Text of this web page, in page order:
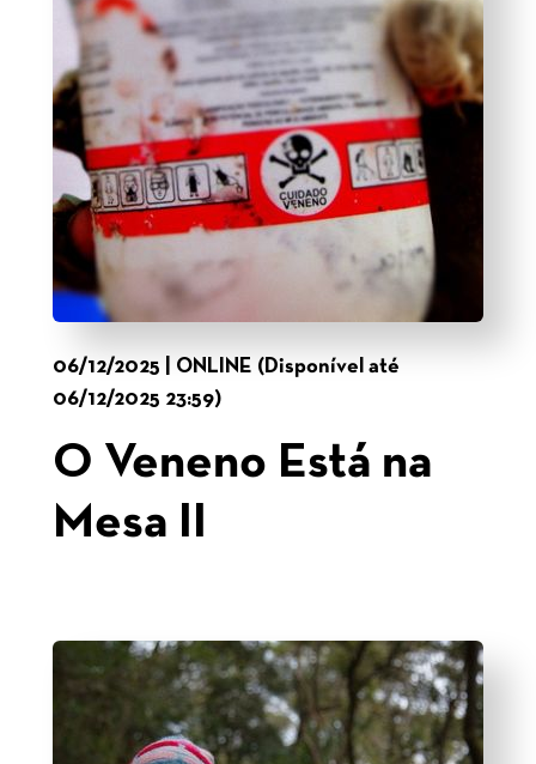
06/12/2025 | ONLINE (Disponível até
06/12/2025 23:59)
O Veneno Está na
Mesa II